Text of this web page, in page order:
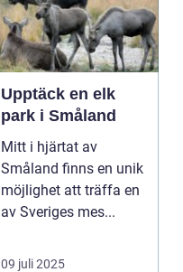
Upptäck en elk
park i Småland
Mitt i hjärtat av
Småland finns en unik
möjlighet att träffa en
av Sveriges mes...
09 juli 2025